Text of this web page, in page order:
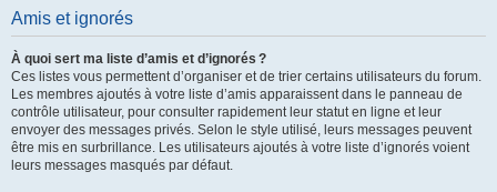
Amis et ignorés
À quoi sert ma liste d’amis et d’ignorés ?
Ces listes vous permettent d’organiser et de trier certains utilisateurs du forum.
Les membres ajoutés à votre liste d’amis apparaissent dans le panneau de
contrôle utilisateur, pour consulter rapidement leur statut en ligne et leur
envoyer des messages privés. Selon le style utilisé, leurs messages peuvent
être mis en surbrillance. Les utilisateurs ajoutés à votre liste d’ignorés voient
leurs messages masqués par défaut.